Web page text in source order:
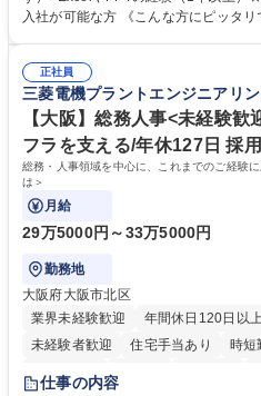
後のデータ抽出と効果測定、資料作
ール対応 ◆常駐先に向けた事業拡大の提案 など 募集職種
グループ【CM・SNS広告の入稿サポ
入社が可能な方 《こんな方にピッタリです！》 ◆コツコツと進める仕事
ャリア・スキルUPを目指したい方 学歴・資格 学歴：大学院 大学 高専 短
大 専修学校 高校 語学力： 資格：
正社員
三菱電機プラントエンジニアリ
【大阪】総務人事<未経験
フラを支える/年休127日 採
総務・人事領域を中心に、これまでのご経験
は＞
月給
29万5000円～33万5000円
勤務地
大阪府大阪市北区
業界未経験歓迎
年間休日120日以上
未経験者歓迎
住宅手当あり 時短
退職金あり
仕事の内容